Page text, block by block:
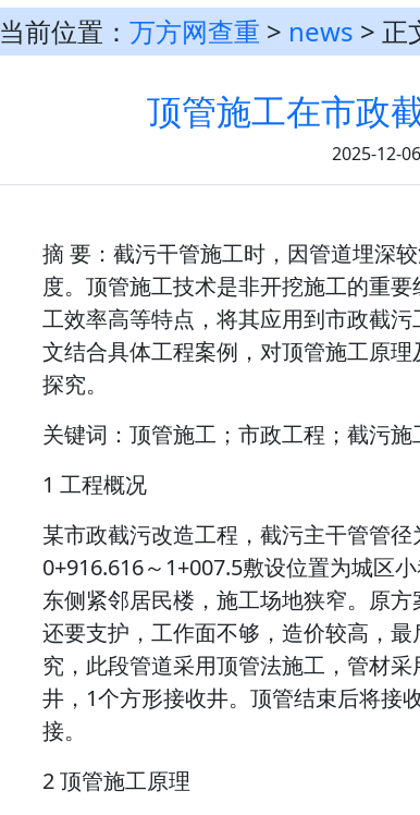
当前位置： 万方网查重 > news > 正
顶管施工在市政
2025-12-
摘 要：截污干管施工时，因管道埋深
度。顶管施工技术是非开挖施工的重
工效率高等特点，将其应用到市政截
文结合具体工程案例，对顶管施工原
探究。
关键词：顶管施工；市政工程；截污施
1 工程概况
某市政截污改造工程，截污主干管管
0+916.616～1+007.5敷设位置为城区
东侧紧邻居民楼，施工场地狭窄。原
还要支护，工作面不够，造价较高，
究，此段管道采用顶管法施工，管材
井，1个方形接收井。顶管结束后将接
接。
2 顶管施工原理